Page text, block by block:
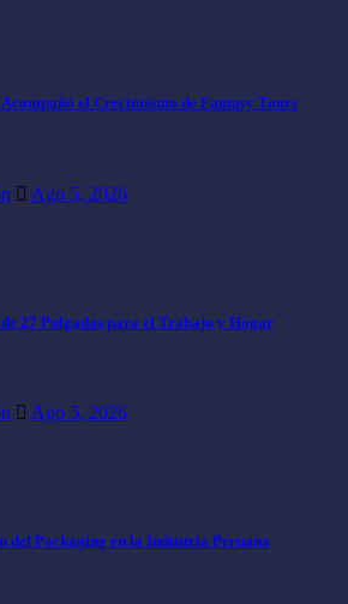
el Crecimiento de Fantasy Tours
Ago 5, 2026
27 Pulgadas para el Trabajo y Hogar
Ago 5, 2026
del Packaging en la Industria Peruana